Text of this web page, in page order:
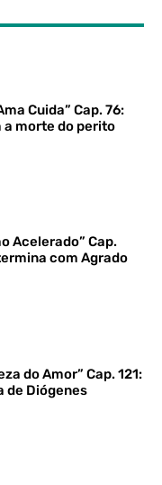
Cuida” Cap. 76:
a morte do perito
Acelerado” Cap.
com Agrado
do Amor” Cap. 121:
de Diógenes